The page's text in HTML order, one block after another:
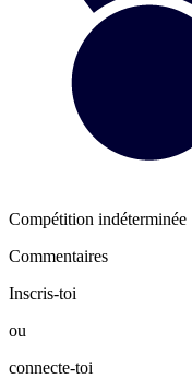
Compétition indéterminée
Commentaires
Inscris-toi
ou
connecte-toi